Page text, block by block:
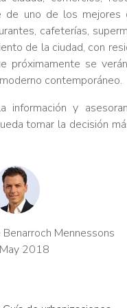
uno de los mejores
cafeterías,
de la ciudad, con
próximamente se
contemporáneo.
información y
tomar la decisión
Mennessons
2018